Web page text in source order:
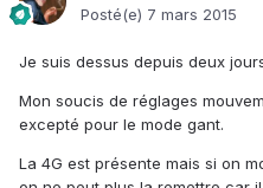
Posté(e) 7 mars 2015
Je suis dessus depuis deux
Mon soucis de réglages
excepté pour le mode gant.
La 4G est présente mais si on